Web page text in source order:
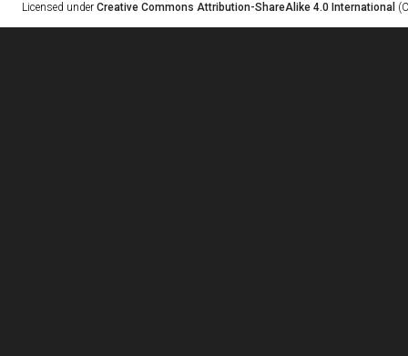
Licensed under Creative Commons Attribution-ShareAlike 4.0 International